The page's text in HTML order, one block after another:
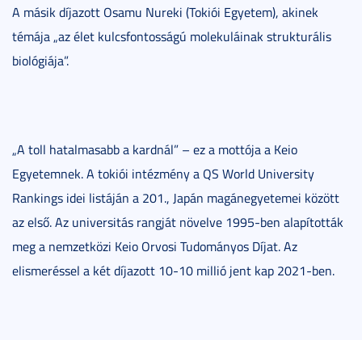
A másik díjazott Osamu Nureki (Tokiói Egyetem), akinek
témája „az élet kulcsfontosságú molekuláinak strukturális
biológiája”.
„A toll hatalmasabb a kardnál” – ez a mottója a Keio
Egyetemnek. A tokiói intézmény a QS World University
Rankings idei listáján a 201., Japán magánegyetemei között
az első. Az universitás rangját növelve 1995-ben alapították
meg a nemzetközi Keio Orvosi Tudományos Díjat. Az
elismeréssel a két díjazott 10-10 millió jent kap 2021-ben.